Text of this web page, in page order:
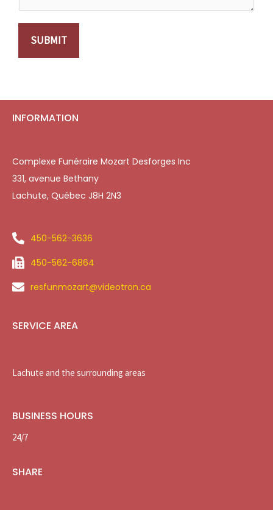
SUBMIT
INFORMATION
Complexe Funéraire Mozart Desforges Inc
331, avenue Bethany
Lachute, Québec J8H 2N3
450-562-3636
450-562-6864
resfunmozart@videotron.ca
SERVICE AREA
Lachute and the surrounding areas
BUSINESS HOURS
24/7
SHARE